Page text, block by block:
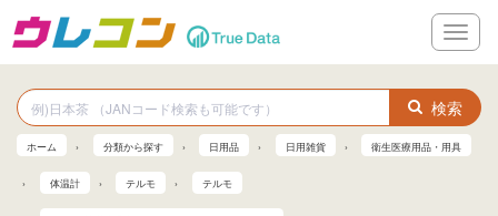
メ
ニ
ー
検索
ホーム 分類から探す 日用品 日用雑貨 衛生医療用品・用具
体温計 テルモ テルモ